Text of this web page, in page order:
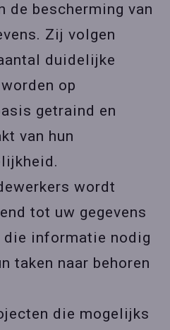
de bescherming van
Zij volgen
duidelijke
op
getraind en
van hun
wordt
tot uw gegevens
die informatie nodig
taken naar behoren
die mogelijks